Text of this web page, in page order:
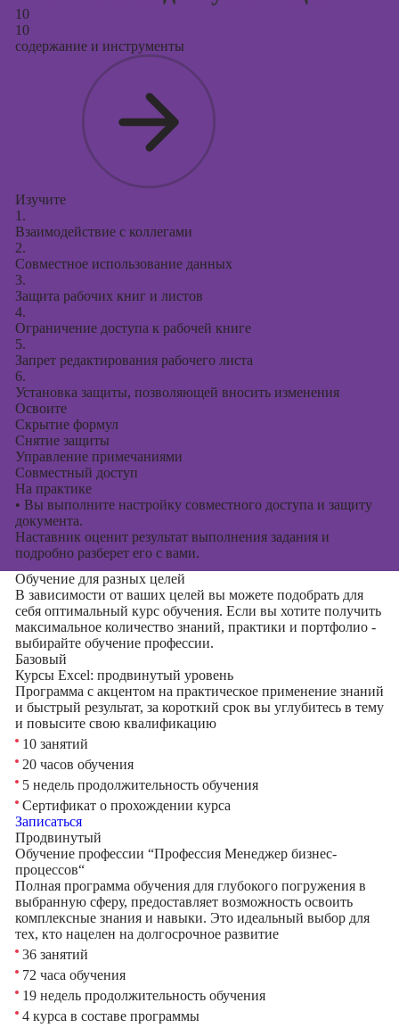
10
10
содержание и инструменты
Изучите
1.
Взаимодействие с коллегами
2.
Совместное использование данных
3.
Защита рабочих книг и листов
4.
Ограничение доступа к рабочей книге
5.
Запрет редактирования рабочего листа
6.
Установка защиты, позволяющей вносить изменения
Освоите
Скрытие формул
Снятие защиты
Управление примечаниями
Совместный доступ
На практике
• Вы выполните настройку совместного доступа и защиту
документа.
Наставник оценит результат выполнения задания и
подробно разберет его с вами.
Обучение для разных целей
В зависимости от ваших целей вы можете подобрать для
себя оптимальный курс обучения. Если вы хотите получить
максимальное количество знаний, практики и портфолио -
выбирайте обучение профессии.
Базовый
Курсы Excel: продвинутый уровень
Программа с акцентом на практическое применение знаний
и быстрый результат, за короткий срок вы углубитесь в тему
и повысите свою квалификацию
10 занятий
20 часов обучения
5 недель продолжительность обучения
Сертификат о прохождении курса
Записаться
Продвинутый
Обучение профессии “Профессия Менеджер бизнес-
процессов“
Полная программа обучения для глубокого погружения в
выбранную сферу, предоставляет возможность освоить
комплексные знания и навыки. Это идеальный выбор для
тех, кто нацелен на долгосрочное развитие
36 занятий
72 часа обучения
19 недель продолжительность обучения
4 курса в составе программы